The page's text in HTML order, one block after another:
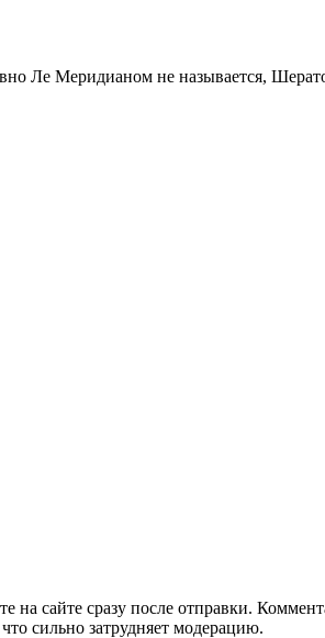
Ле Меридианом не называется,
на сайте сразу после отправки.
сильно затрудняет модерацию.